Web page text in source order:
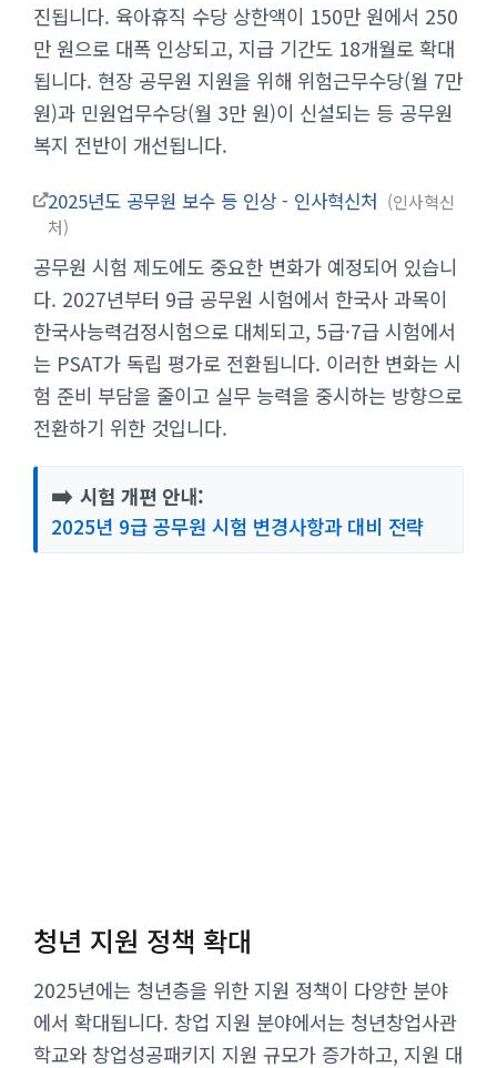
진됩니다. 육아휴직 수당 상한액이 150만 원에서 250
만 원으로 대폭 인상되고, 지급 기간도 18개월로 확대
됩니다. 현장 공무원 지원을 위해 위험근무수당(월 7만
원)과 민원업무수당(월 3만 원)이 신설되는 등 공무원
복지 전반이 개선됩니다.
2025년도 공무원 보수 등 인상 - 인사혁신처
인사혁신
처
공무원 시험 제도에도 중요한 변화가 예정되어 있습니
다. 2027년부터 9급 공무원 시험에서 한국사 과목이
한국사능력검정시험으로 대체되고, 5급·7급 시험에서
는 PSAT가 독립 평가로 전환됩니다. 이러한 변화는 시
험 준비 부담을 줄이고 실무 능력을 중시하는 방향으로
전환하기 위한 것입니다.
➡️ 시험 개편 안내:
2025년 9급 공무원 시험 변경사항과 대비 전략
청년 지원 정책 확대
2025년에는 청년층을 위한 지원 정책이 다양한 분야
에서 확대됩니다. 창업 지원 분야에서는 청년창업사관
학교와 창업성공패키지 지원 규모가 증가하고, 지원 대